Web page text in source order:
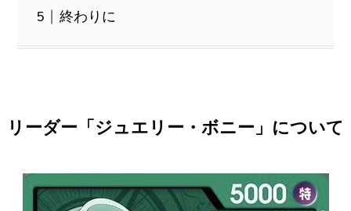
終わりに
リーダー「ジュエリー・ボニー」について